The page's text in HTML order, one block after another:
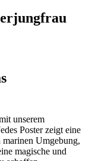
unserem
Poster zeigt eine
Umgebung,
magische und